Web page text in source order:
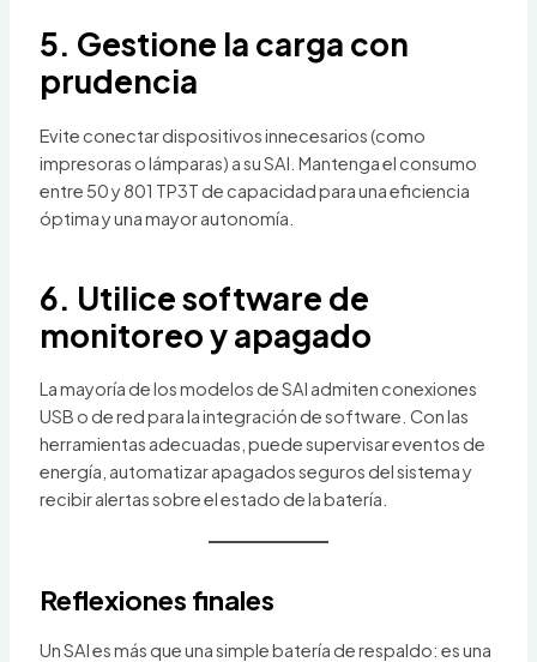
5. Gestione la carga con
prudencia
Evite conectar dispositivos innecesarios (como
impresoras o lámparas) a su SAI. Mantenga el consumo
entre 50 y 801 TP3T de capacidad para una eficiencia
óptima y una mayor autonomía.
6. Utilice software de
monitoreo y apagado
La mayoría de los modelos de SAI admiten conexiones
USB o de red para la integración de software. Con las
herramientas adecuadas, puede supervisar eventos de
energía, automatizar apagados seguros del sistema y
recibir alertas sobre el estado de la batería.
Reflexiones finales
Un SAI es más que una simple batería de respaldo: es una